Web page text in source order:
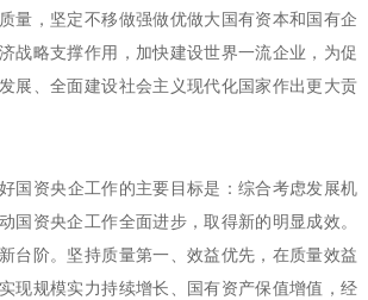
量，坚定不移做强做优做大国有资本和国有企
战略支撑作用，加快建设世界一流企业，为促
展、全面建设社会主义现代化国家作出更大贡
资央企工作的主要目标是：综合考虑发展机
国资央企工作全面进步，取得新的明显成效。
台阶。坚持质量第一、效益优先，在质量效益
现规模实力持续增长、国有资产保值增值，经